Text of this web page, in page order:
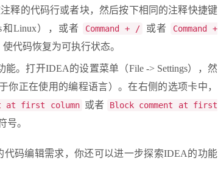
释的代码行或者块，然后按下相同的注释快捷键
和Linux），或者 Command + / 或者
Command +
代码恢复为可执行状态。
。打开IDEA的设置菜单（File -> Settings），然
你正在使用的编程语言）。在右侧的选项卡中，
at first column 或者
Block comment at first
号。
码编辑需求，你还可以进一步探索IDEA的功能